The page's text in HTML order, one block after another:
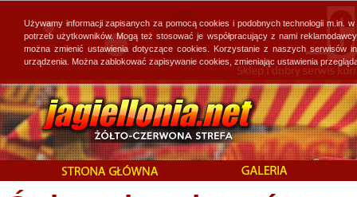
Używamy informacji zapisanych za pomocą cookies i podobnych technologii
potrzeb użytkowników. Mogą też stosować je współpracujący z nami
można zmienić ustawienia dotyczące cookies. Korzystanie z naszych
urządzenia. Można zablokować zapisywanie cookies, zmieniając ustawienia